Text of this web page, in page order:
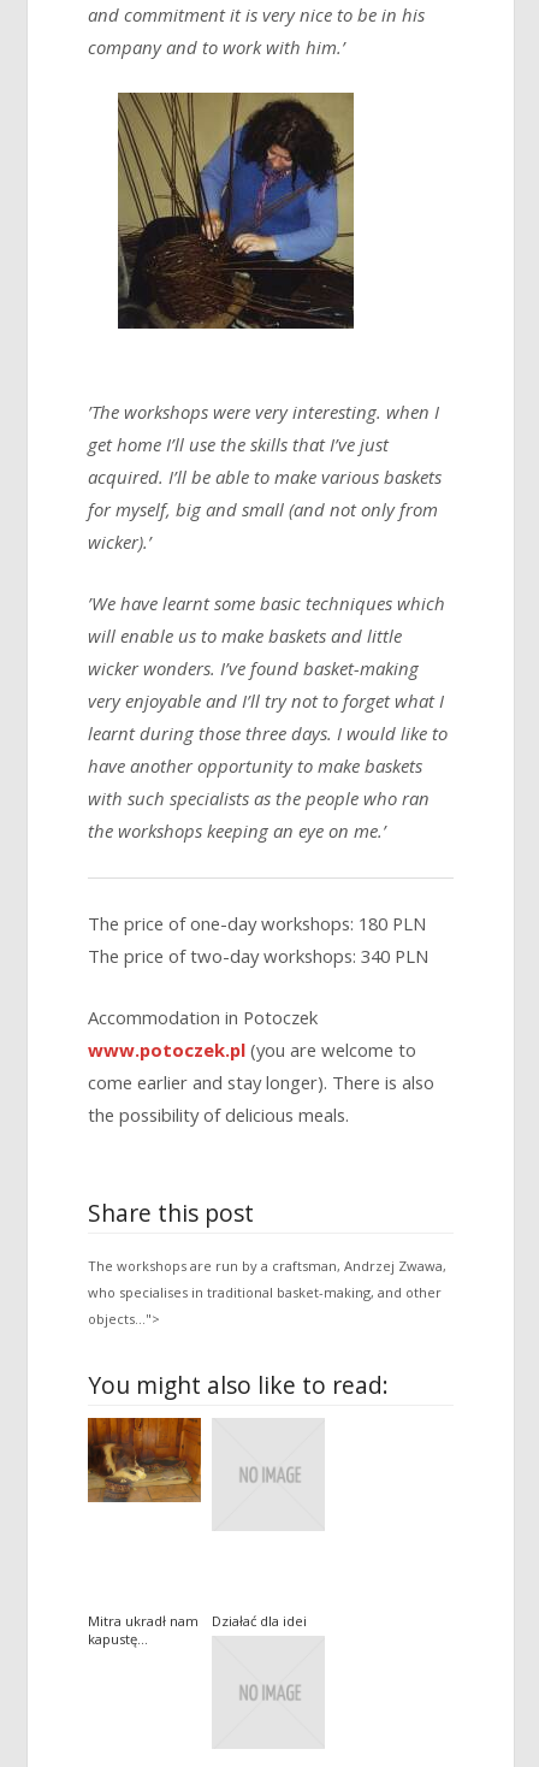
and commitment it is very nice to be in his
company and to work with him.’
’The workshops were very interesting. when I
get home I’ll use the skills that I’ve just
acquired. I’ll be able to make various baskets
for myself, big and small (and not only from
wicker).’
’We have learnt some basic techniques which
will enable us to make baskets and little
wicker wonders. I’ve found basket-making
very enjoyable and I’ll try not to forget what I
learnt during those three days. I would like to
have another opportunity to make baskets
with such specialists as the people who ran
the workshops keeping an eye on me.’
The price of one-day workshops: 180 PLN
The price of two-day workshops: 340 PLN
Accommodation in Potoczek
www.potoczek.pl (you are welcome to
come earlier and stay longer). There is also
the possibility of delicious meals.
Share this post
The workshops are run by a craftsman, Andrzej Zwawa,
who specialises in traditional basket-making, and other
objects...">
You might also like to read:
Mitra ukradł nam
kapustę…
Działać dla idei